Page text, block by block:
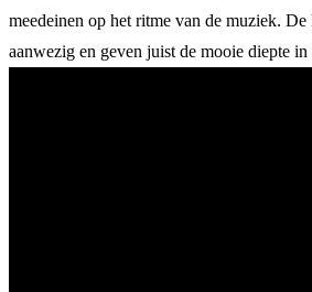
meedeinen op het ritme van de muziek.
aanwezig en geven juist de mooie diepte in